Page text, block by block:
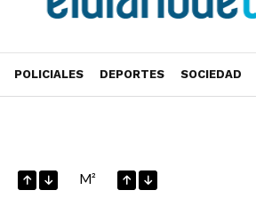
POLICIALES DEPORTES SOCIEDAD
M²